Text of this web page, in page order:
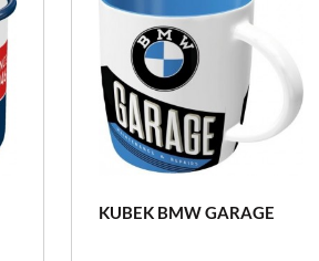
KUBEK BMW GARAGE